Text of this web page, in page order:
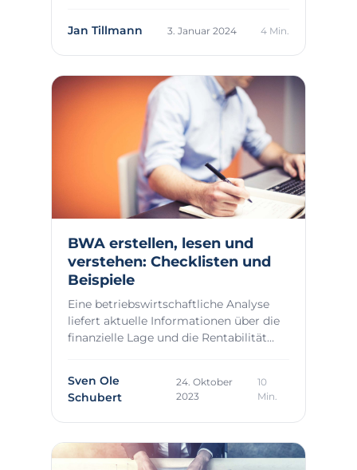
Jan Tillmann
3. Januar 2024 4 Min.
BWA erstellen, lesen und
verstehen: Checklisten und
Beispiele
Eine betriebswirtschaftliche Analyse
liefert aktuelle Informationen über die
finanzielle Lage und die Rentabilität
Sven Ole
Schubert
24. Oktober
2023
10
Min.